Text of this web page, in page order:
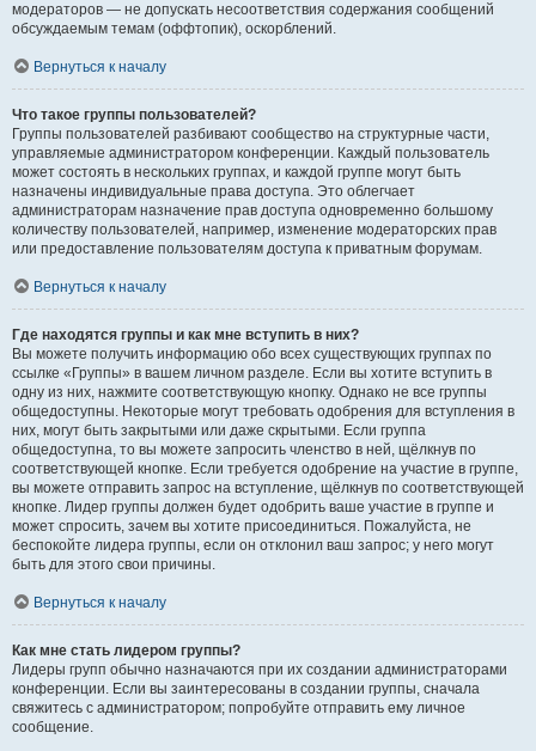
модераторов — не допускать несоответствия содержания сообщений
обсуждаемым темам (оффтопик), оскорблений.
Вернуться к началу
Что такое группы пользователей?
Группы пользователей разбивают сообщество на структурные части,
управляемые администратором конференции. Каждый пользователь
может состоять в нескольких группах, и каждой группе могут быть
назначены индивидуальные права доступа. Это облегчает
администраторам назначение прав доступа одновременно большому
количеству пользователей, например, изменение модераторских прав
или предоставление пользователям доступа к приватным форумам.
Вернуться к началу
Где находятся группы и как мне вступить в них?
Вы можете получить информацию обо всех существующих группах по
ссылке «Группы» в вашем личном разделе. Если вы хотите вступить в
одну из них, нажмите соответствующую кнопку. Однако не все группы
общедоступны. Некоторые могут требовать одобрения для вступления в
них, могут быть закрытыми или даже скрытыми. Если группа
общедоступна, то вы можете запросить членство в ней, щёлкнув по
соответствующей кнопке. Если требуется одобрение на участие в группе,
вы можете отправить запрос на вступление, щёлкнув по соответствующей
кнопке. Лидер группы должен будет одобрить ваше участие в группе и
может спросить, зачем вы хотите присоединиться. Пожалуйста, не
беспокойте лидера группы, если он отклонил ваш запрос; у него могут
быть для этого свои причины.
Вернуться к началу
Как мне стать лидером группы?
Лидеры групп обычно назначаются при их создании администраторами
конференции. Если вы заинтересованы в создании группы, сначала
свяжитесь с администратором; попробуйте отправить ему личное
сообщение.